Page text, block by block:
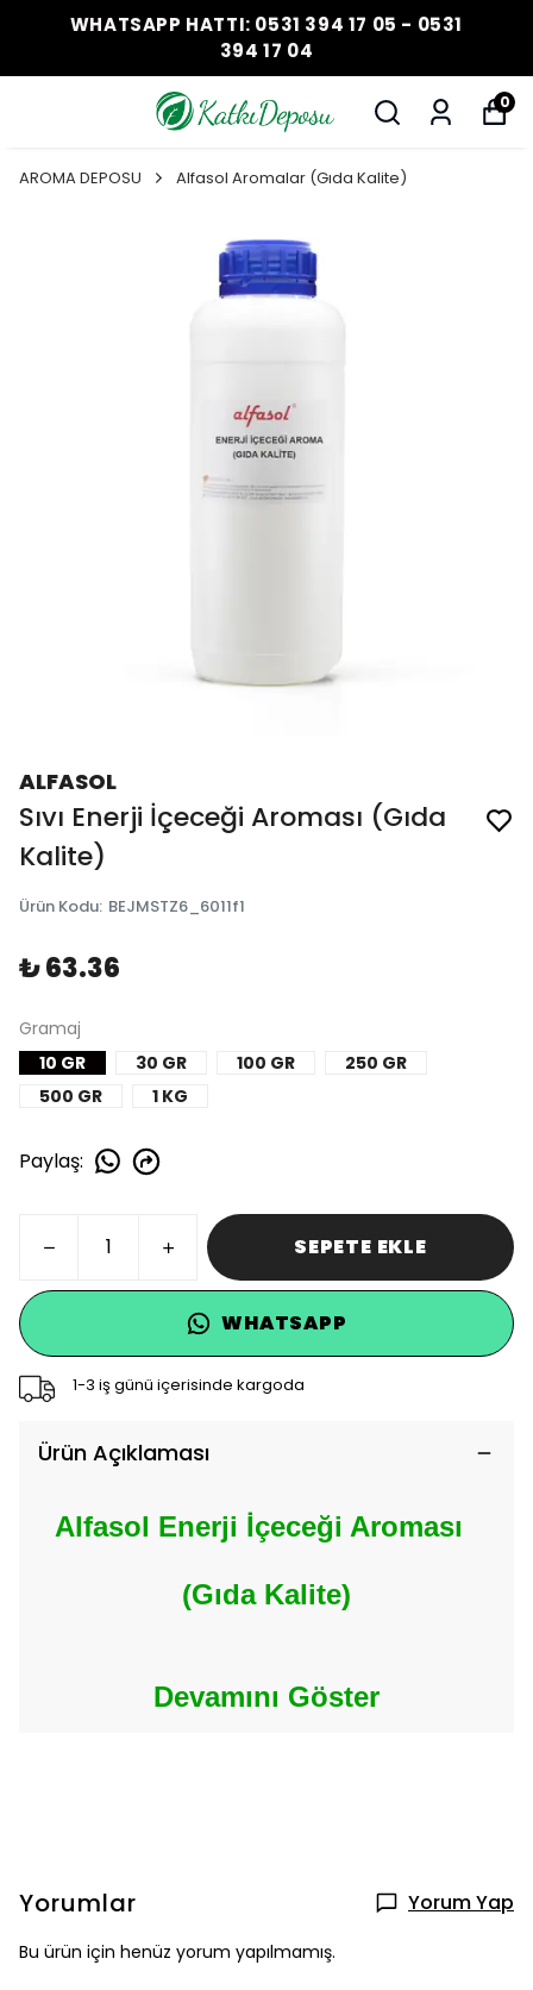
WHATSAPP HATTI: 0531 394 17 05 - 0531
394 17 04
0
AROMA DEPOSU Alfasol Aromalar (Gıda Kalite)
ALFASOL
Sıvı Enerji İçeceği Aroması (Gıda
Kalite)
Ürün Kodu: BEJMSTZ6_6011f1
₺ 63.36
Gramaj
10 GR
30 GR 100 GR
250 GR
500 GR
1 KG
Paylaş:
SEPETE EKLE
WHATSAPP
1-3 iş günü içerisinde kargoda
Ürün Açıklaması
Alfasol Enerji İçeceği Aroması
(Gıda Kalite)
Devamını Göster
Yorumlar Yorum Yap
Bu ürün için henüz yorum yapılmamış.